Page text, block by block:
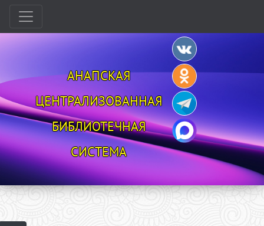
АНАПСКАЯ
ЦЕНТРАЛИЗОВАННАЯ
БИБЛИОТЕЧНАЯ
СИСТЕМА